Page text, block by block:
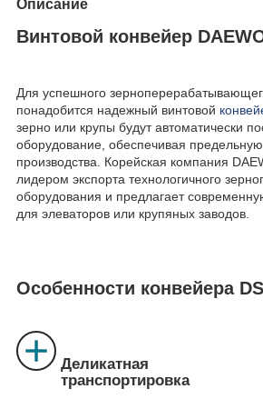
Описание
Винтовой конвейер
Для успешного
понадобится надежный винтовой
зерно или крупы будут автоматически
оборудование, обеспечивая предельную
производства. Корейская компания
лидером экспорта технологичного
оборудования и предлагает
для элеваторов или крупяных заводов.
Особенности конвейера
Деликатная
транспортировка